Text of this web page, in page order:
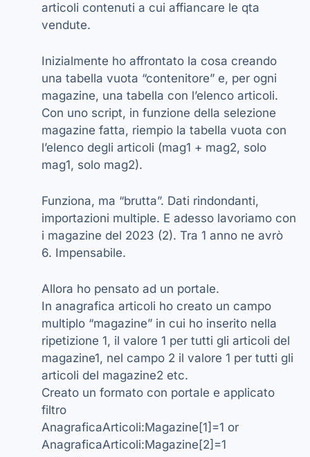
articoli contenuti a cui affiancare le qta
vendute.
Inizialmente ho affrontato la cosa creando
una tabella vuota “contenitore” e, per ogni
magazine, una tabella con l’elenco articoli.
Con uno script, in funzione della selezione
magazine fatta, riempio la tabella vuota con
l’elenco degli articoli (mag1 + mag2, solo
mag1, solo mag2).
Funziona, ma “brutta”. Dati rindondanti,
importazioni multiple. E adesso lavoriamo con
i magazine del 2023 (2). Tra 1 anno ne avrò
6. Impensabile.
Allora ho pensato ad un portale.
In anagrafica articoli ho creato un campo
multiplo “magazine” in cui ho inserito nella
ripetizione 1, il valore 1 per tutti gli articoli del
magazine1, nel campo 2 il valore 1 per tutti gli
articoli del magazine2 etc.
Creato un formato con portale e applicato
filtro
AnagraficaArticoli:Magazine[1]=1 or
AnagraficaArticoli:Magazine[2]=1